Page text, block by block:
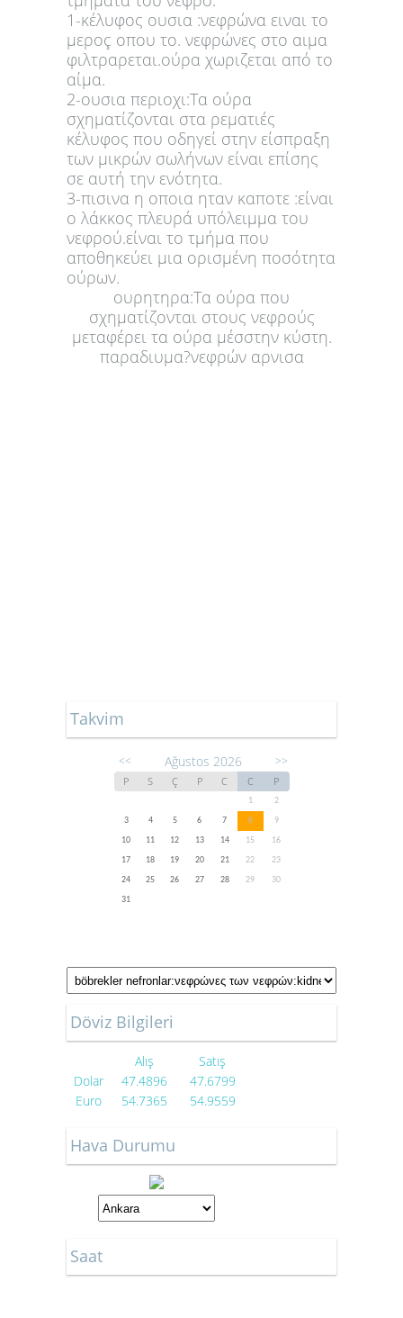
1-κέλυφος ουσια :νεφρώνα ειναι το
μεροç οπου το. νεφρώνες στο αιμα
φιλτραρεται.ούρα χωριζεται από το
αίμα.
2-ουσια περιοχι:Τα ούρα
σχηματίζονται στα ρεματιές
κέλυφος που οδηγεί στην είσπραξη
των μικρών σωλήνων είναι επίσης
σε αυτή την ενότητα.
3-πισινα η οποια ηταν καποτε :είναι
ο λάκκος πλευρά υπόλειμμα του
νεφρού.είναι το τμήμα που
αποθηκεύει μια ορισμένη ποσότητα
ούρων.
ουρητηρα:Τα ούρα που
σχηματίζονται στους νεφρούς
μεταφέρει τα ούρα μέσστην κύστη.
παραδιυμα?νεφρών αρνισα
Takvim
<< Ağustos 2026 >>
P S Ç P C C P
1
2
3
4 5 6 7 8
9
10
11 12 13 14 15
16
17
18 19 20 21 22
23
24
25 26 27 28 29
30
31
Döviz Bilgileri
Alış
Satış
Dolar
47.4896
47.6799
Euro
54.7365 54.9559
Hava Durumu
Saat